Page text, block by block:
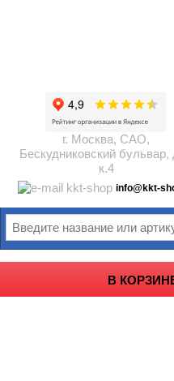
г. Москва, САО,
Бескудниковский бульвар,
к.4
info@kkt-
В